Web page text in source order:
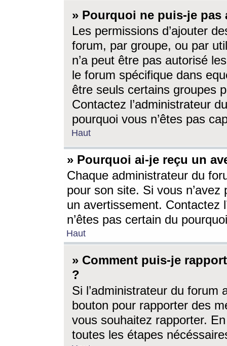
» Pourquoi ne puis-je
Les permissions d’ajouter
forum, par groupe, ou par
n’a peut être pas autorisé
le forum spécifique dans
être seuls certains groupes
Contactez l’administrateur
pourquoi vous n’êtes pas
Haut
» Pourquoi ai-je reçu un
Chaque administrateur du
pour son site. Si vous
un avertissement. Contactez
n’êtes pas certain du
Haut
» Comment puis-je
?
Si l’administrateur du forum
bouton pour rapporter des
vous souhaitez rapporter.
toutes les étapes